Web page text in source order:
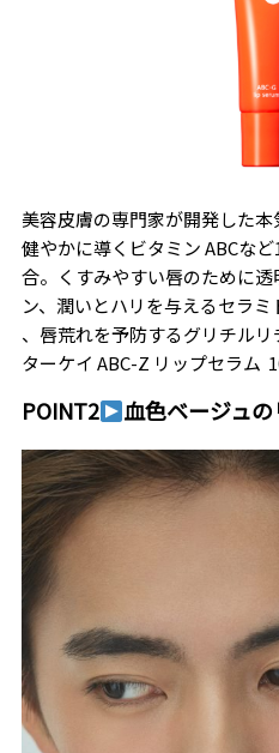
美容皮膚の専門家が開発した
健やかに導くビタミンABCなど
合。 くすみやすい唇のために透
ン、 潤いとハリを与えるセラ
、 唇荒れを予防するグリチルリ
ターケイ ABC-Z リップセラム
POINT2 血色ベージュ